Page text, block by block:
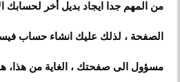
من المهم جدا ايجاد بديل أخر لحسابك
الصفحة ، لذلك عليك انشاء حساب
مسؤول الى صفحتك ، الغاية من هذا،